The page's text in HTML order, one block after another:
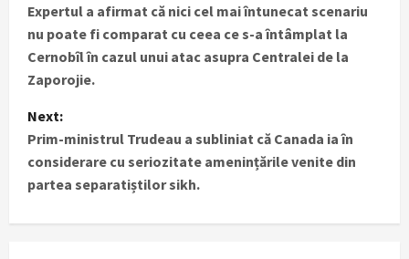
o
s
t
n
a
Expertul a afirmat că nici cel mai întunecat scenariu
nu poate fi comparat cu ceea ce s-a întâmplat la
Cernobîl în cazul unui atac asupra Centralei de la
Zaporojie.
Next:
Prim-ministrul Trudeau a subliniat că Canada ia în
considerare cu seriozitate amenințările venite din
partea separatiștilor sikh.